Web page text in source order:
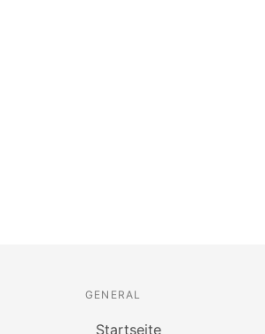
GENERAL
Startseite